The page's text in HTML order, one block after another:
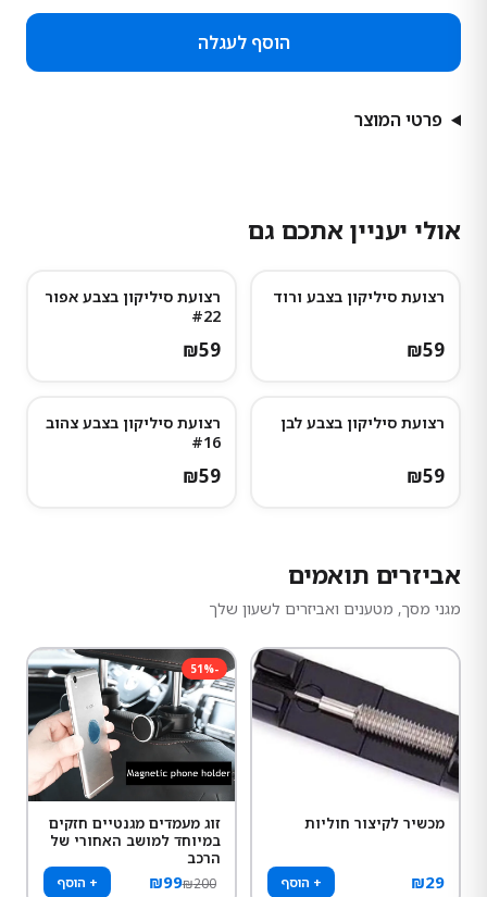
הוסף לעגלה
פרטי המוצר
אולי יעניין אתכם גם
רצועת סיליקון בצבע ורוד
₪59
רצועת סיליקון בצבע אפור
#22
₪59
רצועת סיליקון בצבע לבן
₪59
רצועת סיליקון בצבע צהוב
#16
₪59
אביזרים תואמים
מגני מסך, מטענים ואביזרים לשעון שלך
מכשיר לקיצור חוליות
₪29 + הוסף
-
51%
זוג מעמדים מגנטיים חזקים
במיוחד למושב האחורי של
הרכב
₪99₪200 + הוסף